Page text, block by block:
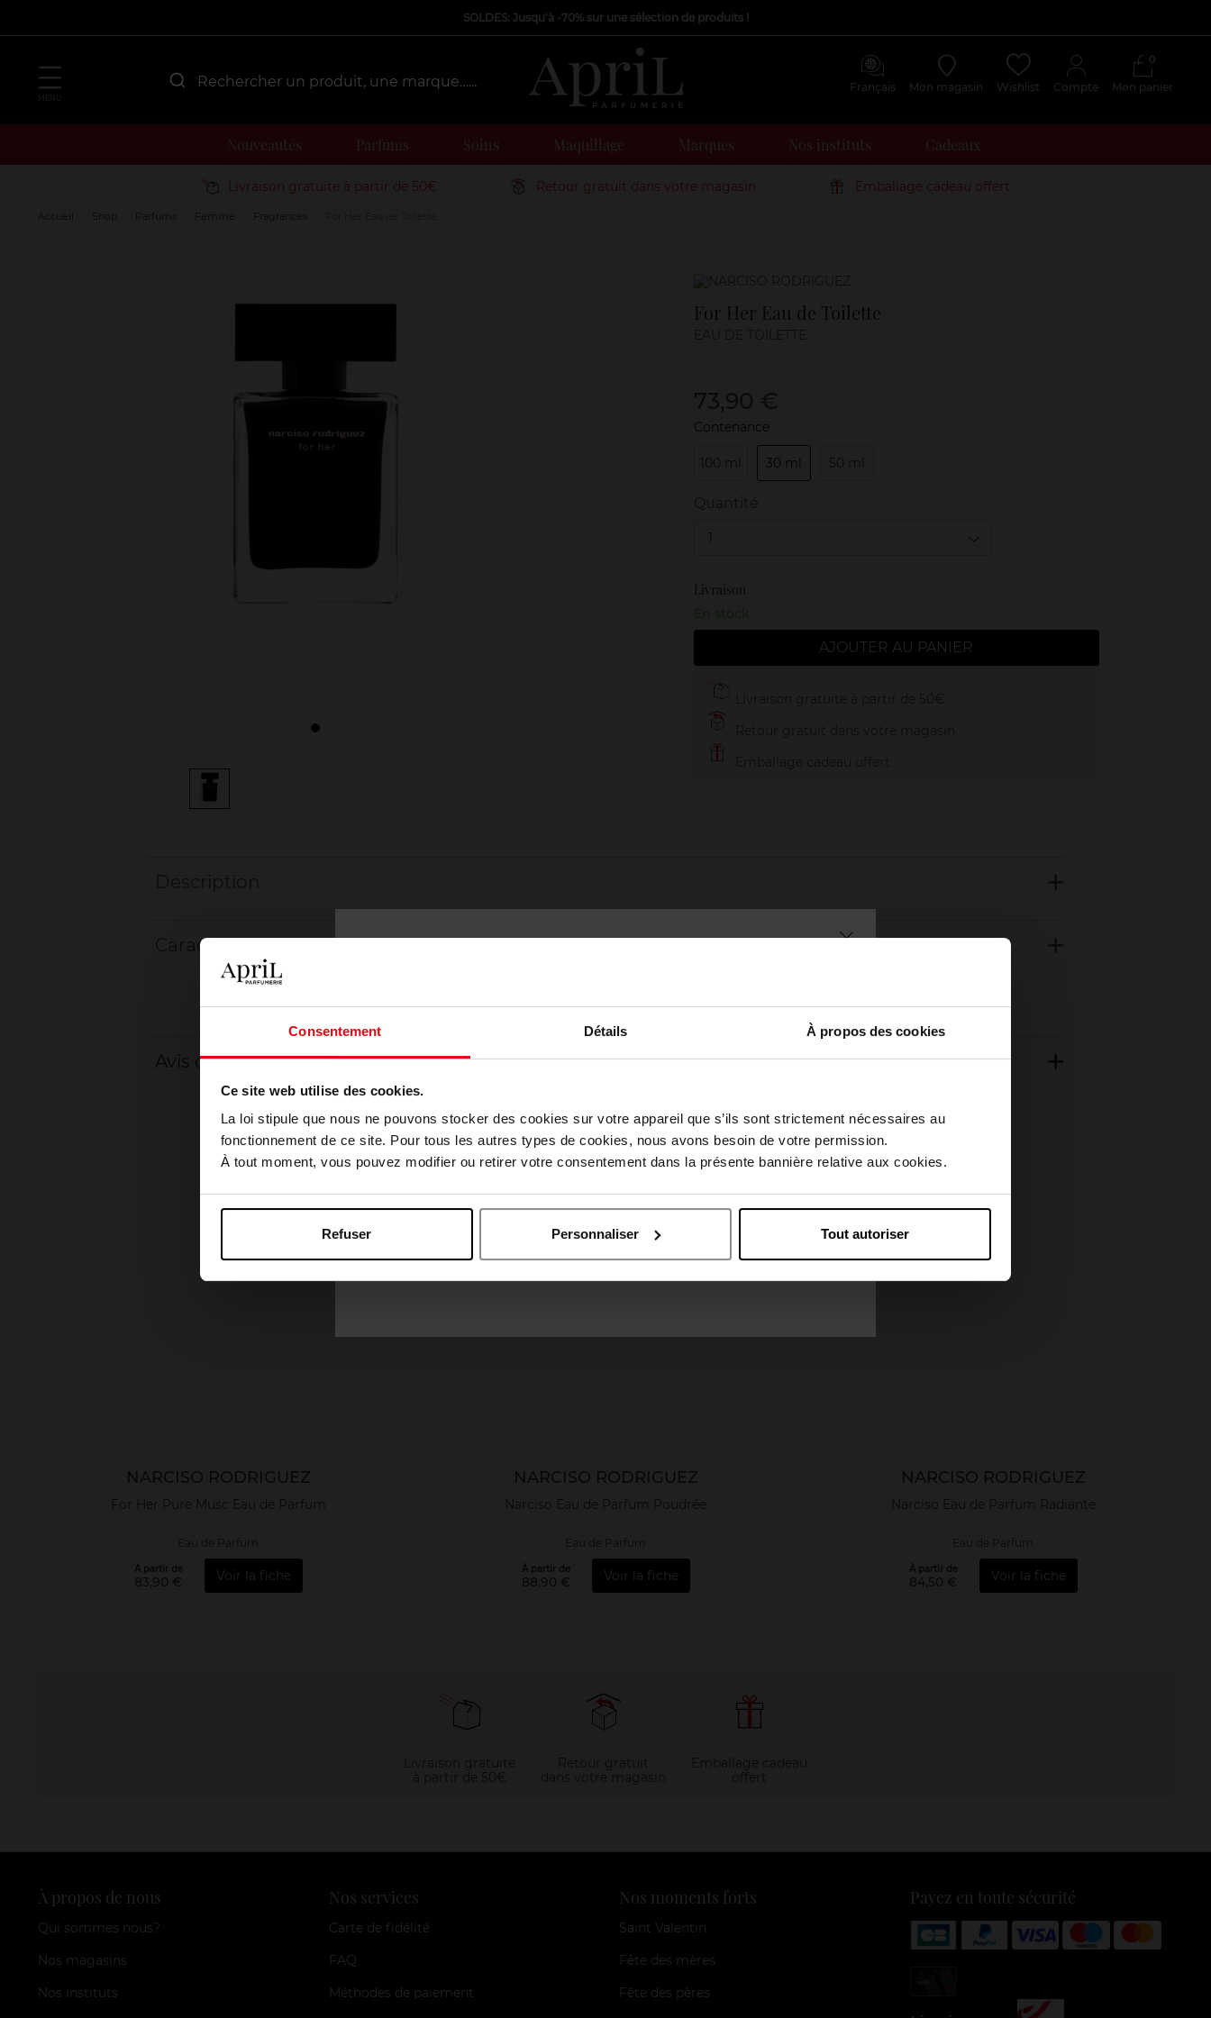
Consentement Détails À propos des cookies
Ce site web utilise des cookies.
La loi stipule que nous ne pouvons stocker des cookies sur votre appareil que s’ils sont strictement nécessaires au
fonctionnement de ce site. Pour tous les autres types de cookies, nous avons besoin de votre permission.
À tout moment, vous pouvez modifier ou retirer votre consentement dans la présente bannière relative aux cookies.
Refuser Personnaliser Tout autoriser
SOLDES: Jusqu'à -70% sur une sélection de produits !
Français Mon magasin Wishlist Compte Mon panier
0
Nouveautés Parfums Soins Maquillage Marques Nos instituts Cadeaux
Livraison gratuite à partir de 50€ Retour gratuit dans votre magasin Emballage cadeau offert
Accueil Shop Parfums Femme Fragrances
Marque
For Her Eau de Toilette
Contenance
100 ml 30 ml 50 ml
1
Livraison
En stock
AJOUTER AU PANIER
Caractéristiques
Avis client
Oublié quelque chose ?
NARCISO RODRIGUEZ
For Her Pure Musc Eau de Parfum
Eau de Parfum
À partir de
83,90 € Voir la fiche
NARCISO RODRIGUEZ
Narciso Eau de Parfum Poudrée
Eau de Parfum
À partir de
88,90 € Voir la fiche
NARCISO RODRIGUEZ
Narciso Eau de Parfum Radiante
Eau de Parfum
À partir de
84,50 € Voir la fiche
À propos de nous
Qui sommes nous?
Nos magasins
Nos instituts
Nos services
Carte de fidélité
FAQ
Méthodes de paiement
Nos moments forts
Saint Valentin
Fête des mères
Fête des pères
Payez en toute sécurité
Choisissez votre pays